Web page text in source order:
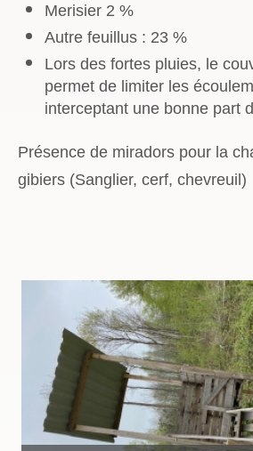
Merisier 2 %
Autre feuillus : 23 %
Lors des fortes pluies, le
permet de limiter les
interceptant une bonne part
Présence de miradors pour la
gibiers (Sanglier, cerf, chevreuil)